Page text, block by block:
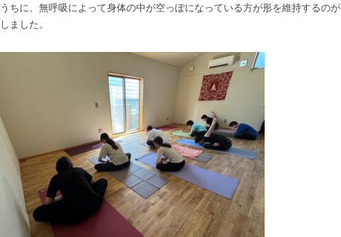
ちに、無呼吸によって身体の中が空っぽになっている方が形を維持するのが
ました。